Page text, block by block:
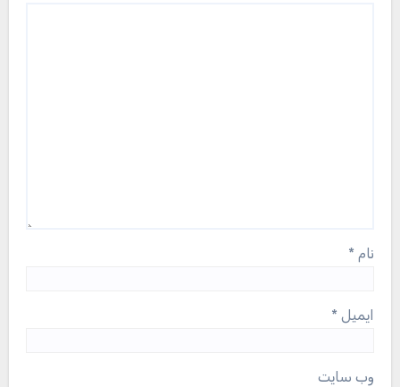
نام *
ایمیل *
وب‌ سایت